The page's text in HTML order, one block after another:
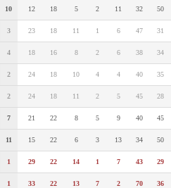
10 12 18 5 2 11 32 50
3 23 18 11 1 6 47 31
4 18 16 8 2 6 38 34
2 24 18 10 4 4 40 35
2 24 18 11 2 5 45 28
7 21 22 8 5 9 40 45
11 15 22 6 3 13 34 50
1 29 22 14 1 7 43 29
1 33 22 13 7 2 70 36